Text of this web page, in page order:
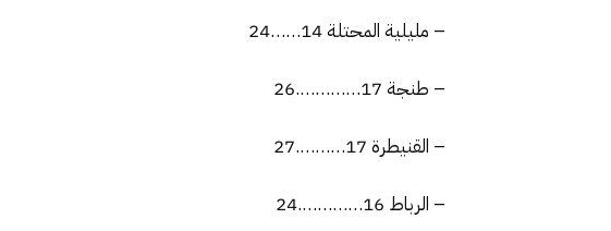
– مليلية المحتلة 14……24
– طنجة 17………….26
– القنيطرة 17……….27
– الرباط 16………….24